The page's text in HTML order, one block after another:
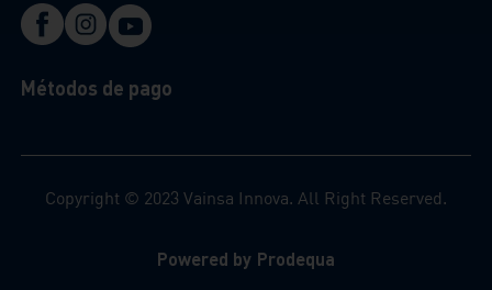
Métodos de pago
Copyright © 2023 Vainsa Innova. All Right Reserved.
Powered by Prodequa